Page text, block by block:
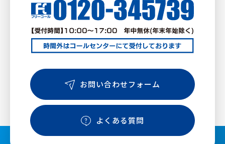
お問い合わせフォーム
よくある質問